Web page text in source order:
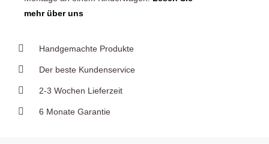
mehr über uns
Handgemachte Produkte
Der beste Kundenservice
2-3 Wochen Lieferzeit
6 Monate Garantie